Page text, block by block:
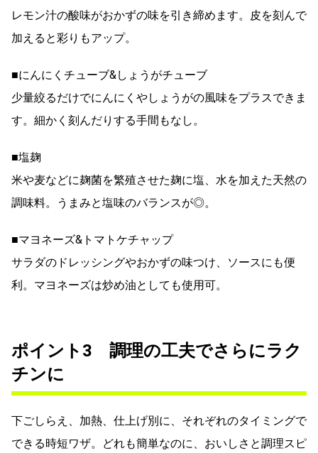
レモン汁の酸味がおかずの味を引き締めます。皮を刻んで
加えると彩りもアップ。
■にんにくチューブ&しょうがチューブ
少量絞るだけでにんにくやしょうがの風味をプラスできま
す。細かく刻んだりする手間もなし。
■塩麹
米や麦などに麹菌を繁殖させた麹に塩、水を加えた天然の
調味料。うまみと塩味のバランスが◎。
■マヨネーズ&トマトケチャップ
サラダのドレッシングやおかずの味つけ、ソースにも便
利。マヨネーズは炒め油としても使用可。
ポイント3 調理の工夫でさらにラク
チンに
下ごしらえ、加熱、仕上げ別に、それぞれのタイミングで
できる時短ワザ。どれも簡単なのに、おいしさと調理スピ